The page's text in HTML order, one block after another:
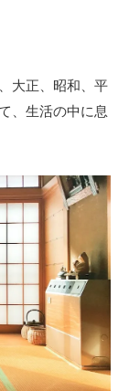
大正、昭和、平
、生活の中に息